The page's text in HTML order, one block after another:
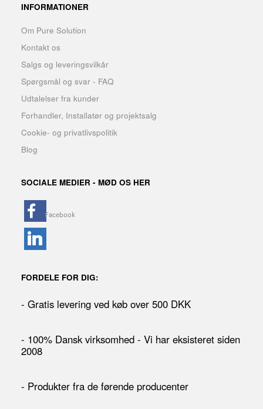
INFORMATIONER
Om Pure Solution
Kontakt os
Salgs og leveringsvilkår
Spørgsmål og svar - FAQ
Udtalelser fra kunder
Forhandler, Installatør og projektsalg
Cookie- og privatlivspolitik
Blog
SOCIALE MEDIER - MØD OS HER
FORDELE FOR DIG:
- Gratis levering ved køb over 500 DKK
- 100% Dansk virksomhed - Vi har eksisteret siden
2008
- Produkter fra de førende producenter